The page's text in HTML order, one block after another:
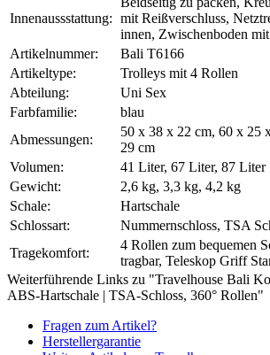
Innenaussstattung: mit Reißverschluss,
innen, Zwischenboden
Artikelnummer:
Bali T6166
Artikeltype:
Trolleys mit 4 Rollen
Abteilung:
Uni Sex
Farbfamilie:
blau
Abmessungen:
50 x 38 x 22 cm, 60 x 25
29 cm
Volumen:
41 Liter, 67 Liter, 87 Liter
Gewicht:
2,6 kg, 3,3 kg, 4,2 kg
Schale:
Hartschale
Schlossart:
Nummernschloss, TSA
Tragekomfort:
4 Rollen zum bequemen
tragbar, Teleskop Griff
Weiterführende Links zu "Travelhouse Bali
ABS-Hartschale | TSA-Schloss, 360° Rollen"
Fragen zum Artikel?
Herstellergarantie